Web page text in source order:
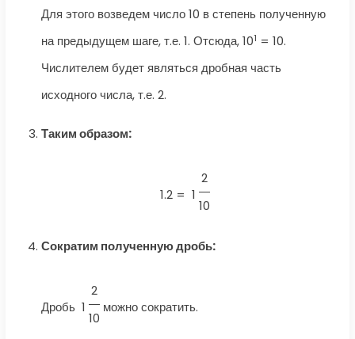
Для этого возведем число 10 в степень полученную
на предыдущем шаге, т.е. 1. Отсюда, 101 = 10.
Числителем будет являться дробная часть
исходного числа, т.е. 2.
Таким образом:
1.2 = 1
2
10
Сократим полученную дробь:
Дробь 1
2
10
можно сократить.